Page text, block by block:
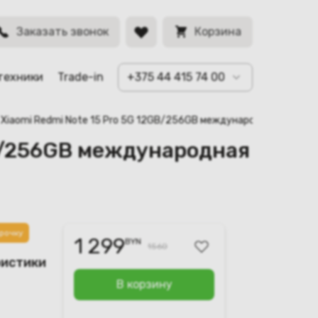
Заказать звонок Корзина
Trade-in +375 44 415 74 00
Redmi Note 15 Pro 5G 12GB/256GB международная
256GB международная
1 299BYN 1560
В корзину